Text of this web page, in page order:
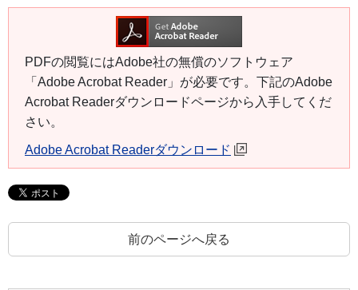
PDFの閲覧にはAdobe社の無償のソフトウェア
「Adobe Acrobat Reader」が必要です。下記のAdobe
Acrobat Readerダウンロードページから入手してくだ
さい。
Adobe Acrobat Readerダウンロード
前のページへ戻る